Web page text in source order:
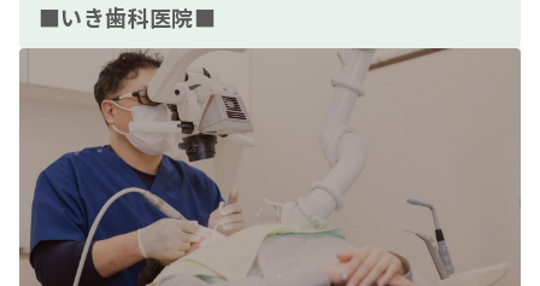
■いき歯科医院■